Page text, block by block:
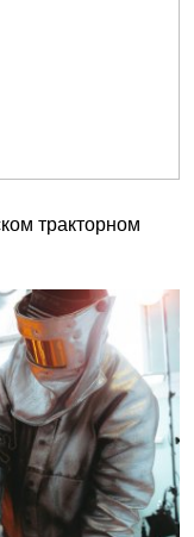
тракторном